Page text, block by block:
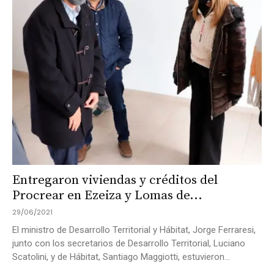
Entregaron viviendas y créditos del
Procrear en Ezeiza y Lomas de...
29/06/2021
El ministro de Desarrollo Territorial y Hábitat, Jorge Ferraresi,
junto con los secretarios de Desarrollo Territorial, Luciano
Scatolini, y de Hábitat, Santiago Maggiotti, estuvieron...